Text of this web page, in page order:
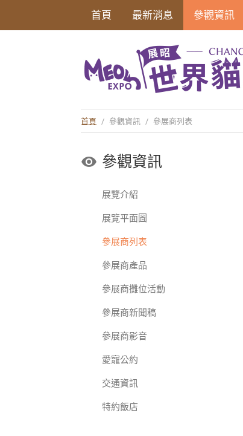
首頁 最新消息 參觀資訊
首頁 / 參觀資訊 / 參展商列表
參觀資訊
展覽介紹
展覽平面圖
參展商列表
參展商產品
參展商攤位活動
參展商新聞稿
參展商影音
愛寵公約
交通資訊
特約飯店